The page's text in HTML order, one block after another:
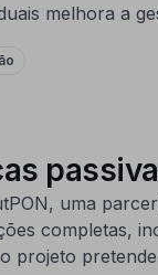
melhora a
uma
completas,
projeto